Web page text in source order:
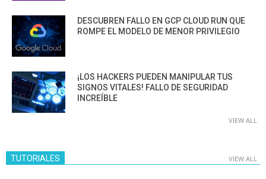
DESCUBREN FALLO EN GCP CLOUD RUN QUE
ROMPE EL MODELO DE MENOR PRIVILEGIO
¡LOS HACKERS PUEDEN MANIPULAR TUS
SIGNOS VITALES! FALLO DE SEGURIDAD
INCREÍBLE
VIEW ALL
TUTORIALES VIEW ALL